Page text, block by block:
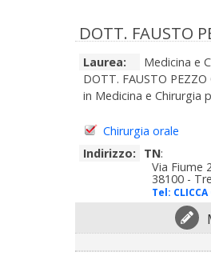
DOTT. FAUSTO
Laurea:
Medicina e
DOTT. FAUSTO
in Medicina e Chirurgia
Chirurgia orale
Indirizzo:
TN:
Via Fiume
38100 -
Tel: CLICCA